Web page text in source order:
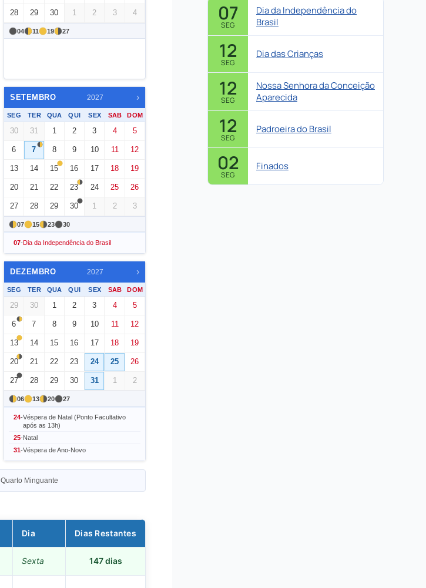
28 29 30 1 2 3 4
04 11 19 27
SETEMBRO 2027 ›
SEG TER QUA QUI SEX SAB DOM
30 31 1 2 3 4 5
6 7 8 9 10 11 12
13 14 15 16 17 18 19
20 21 22 23 24 25 26
27 28 29 30 1 2 3
07 15 23 30
07-Dia da Independência do Brasil
DEZEMBRO 2027 ›
SEG TER QUA QUI SEX SAB DOM
29 30 1 2 3 4 5
6 7 8 9 10 11 12
13 14 15 16 17 18 19
20 21 22 23 24 25 26
27 28 29 30 31 1 2
06 13 20 27
24-Véspera de Natal (Ponto Facultativo
após as 13h)
25-Natal
31-Véspera de Ano-Novo
Quarto Minguante
Dia Dias Restantes
Sexta 147 dias
07
SEG
Dia da Independência do
Brasil
12
SEG
Dia das Crianças
12
SEG
Nossa Senhora da Conceição
Aparecida
12
SEG
Padroeira do Brasil
02
SEG
Finados